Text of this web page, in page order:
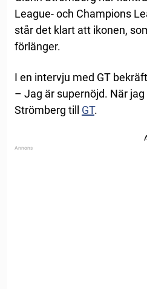
League- och Champions
står det klart att ikonen,
förlänger.
I en intervju med GT
– Jag är supernöjd. När
Strömberg till GT.